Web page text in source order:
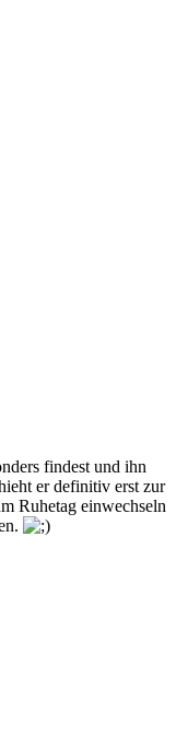
findest und ihn
er definitiv erst zur
Ruhetag einwechseln